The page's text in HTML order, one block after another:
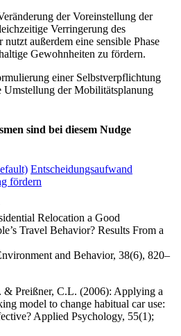
der Voreinstellung der
Verringerung des
außerdem eine sensible Phase
Gewohnheiten zu fördern.
einer Selbstverpflichtung
Umstellung der Mobilitätsplanung
sind bei diesem Nudge
Entscheidungsaufwand
fördern
Relocation a Good
Travel Behavior? Results From a
and Behavior, 38(6), 820–
Preißner, C.L. (2006): Applying a
model to change habitual car use:
Applied Psychology, 55(1);